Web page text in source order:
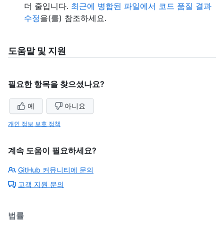
더 줄입니다. 최근에 병합된 파일에서 코드 품질 결과
수정을(를) 참조하세요.
도움말 및 지원
필요한 항목을 찾으셨나요?
예 아니요
개인 정보 보호 정책
계속 도움이 필요하세요?
GitHub 커뮤니티에 문의
고객 지원 문의
법률